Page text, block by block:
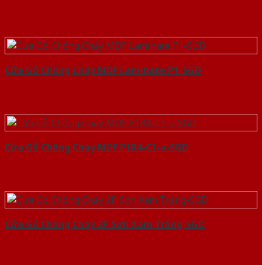
Cửa Gỗ Chống Cháy MDF Laminate P1-SGD
Cửa Gỗ Chống Cháy MDF P1R4-C1-a-SGD
Cửa Gỗ Chống Cháy 2P Sơn Xám Trắng-SGD